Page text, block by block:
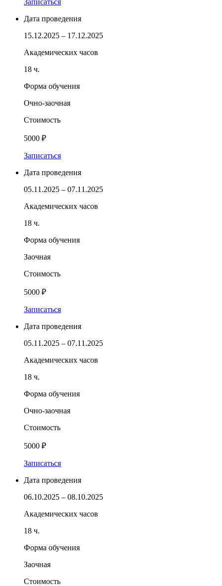
Записаться
Дата проведения
15.12.2025 – 17.12.2025
Академических часов
18 ч.
Форма обучения
Очно-заочная
Стоимость
5000 ₽
Записаться
Дата проведения
05.11.2025 – 07.11.2025
Академических часов
18 ч.
Форма обучения
Заочная
Стоимость
5000 ₽
Записаться
Дата проведения
05.11.2025 – 07.11.2025
Академических часов
18 ч.
Форма обучения
Очно-заочная
Стоимость
5000 ₽
Записаться
Дата проведения
06.10.2025 – 08.10.2025
Академических часов
18 ч.
Форма обучения
Заочная
Стоимость